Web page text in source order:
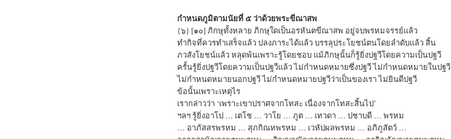
กำหนดภูมิตามนัยที่ ๕ ว่าด้วยพระขีณาสพ
{๖} [๑๐] ภิกษุทั้งหลาย ภิกษุใดเป็นอรหันตขีณาสพ อยู่จบพรหมจรรย์แล้ว
ทำกิจที่ควรทำเสร็จแล้ว ปลงภาระได้แล้ว บรรลุประโยชน์ตนโดยลำดับแล้ว สิ้น
ภวสังโยชน์แล้ว หลุดพ้นเพราะรู้โดยชอบ แม้ภิกษุนั้นก็รู้ยิ่งปฐวีโดยความเป็นปฐวี
ครั้นรู้ยิ่งปฐวีโดยความเป็นปฐวีแล้ว ไม่กำหนดหมายซึ่งปฐวี ไม่กำหนดหมายในปฐวี
ไม่กำหนดหมายนอกปฐวี ไม่กำหนดหมายปฐวีว่าเป็นของเรา ไม่ยินดีปฐวี
ข้อนั้นเพราะเหตุไร
เรากล่าวว่า ‘เพราะเขาปราศจากโทสะ เนื่องจากโทสะสิ้นไป’
ฯลฯ รู้ยิ่งอาโป … เตโช … วาโย … ภูต … เทวดา … ปชาบดี … พรหม
… อาภัสสรพรหม … สุภกิณหพรหม … เวหัปผลพรหม … อภิภูสัตว์ …